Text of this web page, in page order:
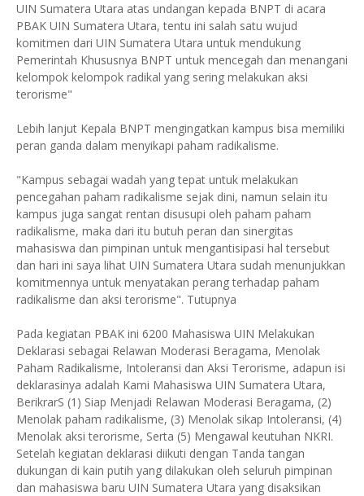
UIN Sumatera Utara atas undangan kepada BNPT di acara
PBAK UIN Sumatera Utara, tentu ini salah satu wujud
komitmen dari UIN Sumatera Utara untuk mendukung
Pemerintah Khususnya BNPT untuk mencegah dan menangani
kelompok kelompok radikal yang sering melakukan aksi
terorisme"
Lebih lanjut Kepala BNPT mengingatkan kampus bisa memiliki
peran ganda dalam menyikapi paham radikalisme.
"Kampus sebagai wadah yang tepat untuk melakukan
pencegahan paham radikalisme sejak dini, namun selain itu
kampus juga sangat rentan disusupi oleh paham paham
radikalisme, maka dari itu butuh peran dan sinergitas
mahasiswa dan pimpinan untuk mengantisipasi hal tersebut
dan hari ini saya lihat UIN Sumatera Utara sudah menunjukkan
komitmennya untuk menyatakan perang terhadap paham
radikalisme dan aksi terorisme". Tutupnya
Pada kegiatan PBAK ini 6200 Mahasiswa UIN Melakukan
Deklarasi sebagai Relawan Moderasi Beragama, Menolak
Paham Radikalisme, Intoleransi dan Aksi Terorisme, adapun isi
deklarasinya adalah Kami Mahasiswa UIN Sumatera Utara,
BerikrarS (1) Siap Menjadi Relawan Moderasi Beragama, (2)
Menolak paham radikalisme, (3) Menolak sikap Intoleransi, (4)
Menolak aksi terorisme, Serta (5) Mengawal keutuhan NKRI.
Setelah kegiatan deklarasi diikuti dengan Tanda tangan
dukungan di kain putih yang dilakukan oleh seluruh pimpinan
dan mahasiswa baru UIN Sumatera Utara yang disaksikan